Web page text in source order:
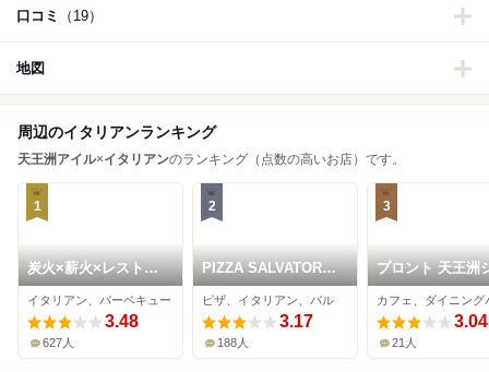
口コミ （19）
地図
周辺のイタリアンランキング
天王洲アイル×イタリアンのランキング（点数の高いお店）です。
1
炭火×薪火×レストラ
ン RIDE 品川 天王洲
店
イタリアン、バーベキュー
3.48
627人
2
PIZZA SALVATORE
CUOMO 天王洲
ピザ、イタリアン、バル
3.17
188人
3
プロント 天王洲
フォートスクエ
3.04
21人